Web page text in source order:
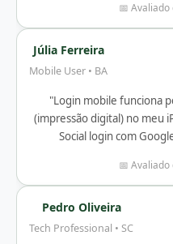
📅
Júlia Ferreira
Mobile User • BA
"Login mobile funciona
(impressão digital) no meu
Social login com
📅
Pedro Oliveira
Tech Professional • SC